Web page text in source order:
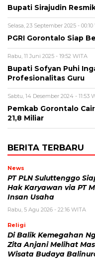
Bupati Sirajudin
Selasa, 23 September 2025 -
PGRI Gorontalo Siap
Rabu, 11 Juni 2025 - 19:52 WITA
Bupati Sofyan Puhi
Profesionalitas Guru
Sabtu, 14 Desember 2024 - 11:53
Pemkab Gorontalo
21,8 Miliar
BERITA TERBARU
News
PT PLN Suluttenggo
Hak Karyawan via PT
Insan Usaha
Rabu, 5 Agu 2026 - 22:16 WITA
Religi
Di Balik Kemegahan
Zita Anjani Melihat
Wisata Budaya